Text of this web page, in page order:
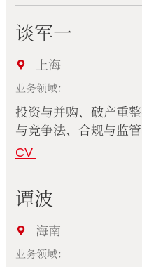
谈军一
上海
业务领域：
投资与并购、破产重
与竞争法、合规与监
CV
谭波
海南
业务领域：